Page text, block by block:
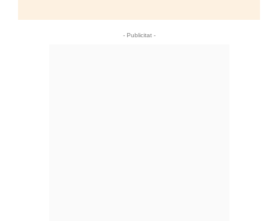
- Publicitat -